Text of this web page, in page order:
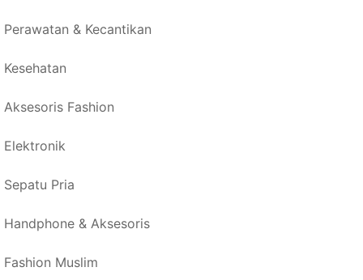
Perawatan & Kecantikan
Kesehatan
Aksesoris Fashion
Elektronik
Sepatu Pria
Handphone & Aksesoris
Fashion Muslim